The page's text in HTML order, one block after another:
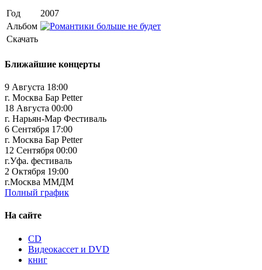
Год
2007
Альбом
Скачать
Ближайшие концерты
9 Августа 18:00
г. Москва Бар Petter
18 Августа 00:00
г. Нарьян-Мар Фестиваль
6 Сентября 17:00
г. Москва Бар Petter
12 Сентября 00:00
г.Уфа. фестиваль
2 Октября 19:00
г.Москва ММДМ
Полный график
На сайте
CD
Видеокассет и DVD
книг